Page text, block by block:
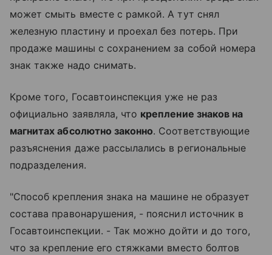
может смыть вместе с рамкой. А тут снял
железную пластину и проехал без потерь. При
продаже машины с сохранением за собой номера
знак также надо снимать.
Кроме того, Госавтоинспекция уже не раз
официально заявляла, что крепление знаков на
магнитах абсолютно законно. Соответствующие
разъяснения даже рассылались в региональные
подразделения.
"Способ крепления знака на машине не образует
состава правонарушения, - пояснил источник в
Госавтоинспекции. - Так можно дойти и до того,
что за крепление его стяжками вместо болтов